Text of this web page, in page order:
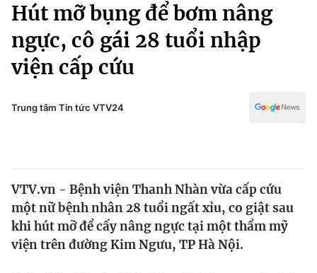
Chuyên mục
Chính trị
Thế giới
Tin tức
Kinh tế
Pháp luật
Thể thao
Truyền hình
Văn hóa - Giải trí
Hút mỡ bụng để bơm nâng
ngực, cô gái 28 tuổi nhập
viện cấp cứu
Trung tâm Tin tức VTV24
VTV.vn - Bệnh viện Thanh Nhàn vừa cấp cứu
một nữ bệnh nhân 28 tuổi ngất xỉu, co giật sau
khi hút mỡ để cấy nâng ngực tại một thẩm mỹ
viện trên đường Kim Ngưu, TP Hà Nội.